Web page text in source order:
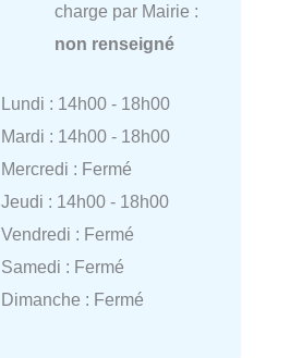
charge par Mairie :
non renseigné
Lundi : 14h00 - 18h00
Mardi : 14h00 - 18h00
Mercredi : Fermé
Jeudi : 14h00 - 18h00
Vendredi : Fermé
Samedi : Fermé
Dimanche : Fermé